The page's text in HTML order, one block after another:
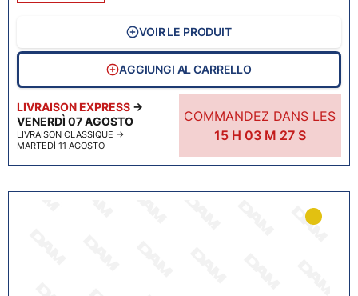
LIVRAISON EXPRESS →
VENERDÌ 07 AGOSTO
LIVRAISON CLASSIQUE →
MARTEDÌ 11 AGOSTO
COMMANDEZ DANS LES
15H 03M 26 S
VOIR LE PRODUIT
AGGIUNGI AL CARRELLO